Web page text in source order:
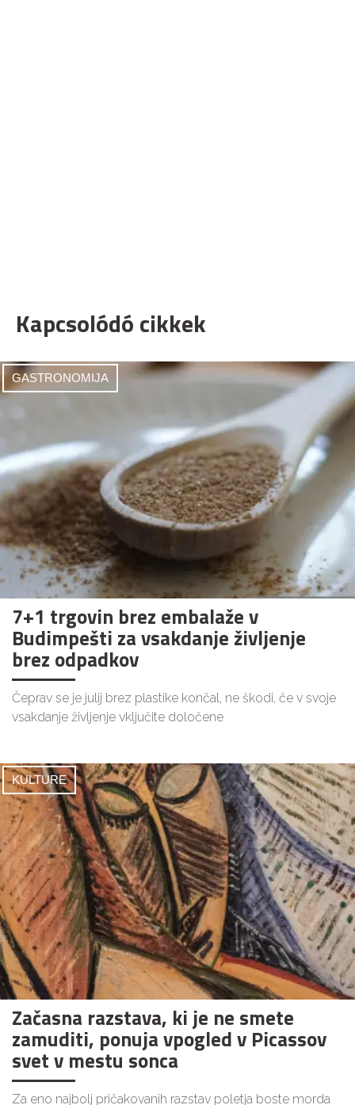
Kapcsolódó cikkek
GASTRONOMIJA
7+1 trgovin brez embalaže v
Budimpešti za vsakdanje življenje
brez odpadkov
Čeprav se je julij brez plastike končal, ne škodi, če v svoje
vsakdanje življenje vključite določene
KULTURE
Začasna razstava, ki je ne smete
zamuditi, ponuja vpogled v Picassov
svet v mestu sonca
Za eno najbolj pričakovanih razstav poletja boste morda